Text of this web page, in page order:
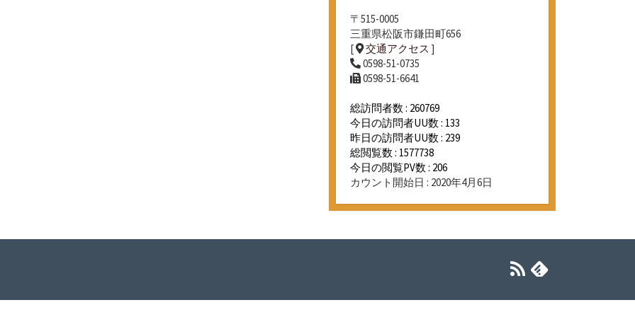
〒515-0005
三重県松阪市鎌田町656
[
交通アクセス ]
0598-51-0735
0598-51-6641
総訪問者数 : 260769
今日の訪問者UU数 : 133
昨日の訪問者UU数 : 239
総閲覧数 : 1577738
今日の閲覧PV数 : 206
カウント開始日 : 2020年4月6日
RSS Feedly